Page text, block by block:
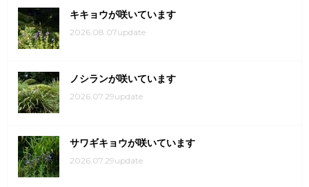
キキョウが咲いています
2026.08.07update
ノシランが咲いています
2026.07.29update
サワギキョウが咲いています
2026.07.29update